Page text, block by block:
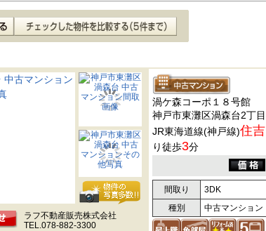
ラフ不動産販売株式会社
TEL.078-882-3300
渦ケ森コーポ１８号館
神戸市東灘区渦森台2丁目
JR東海道線(神戸線)住吉
り徒歩3分
間取り 3DK
種別
中古マンション